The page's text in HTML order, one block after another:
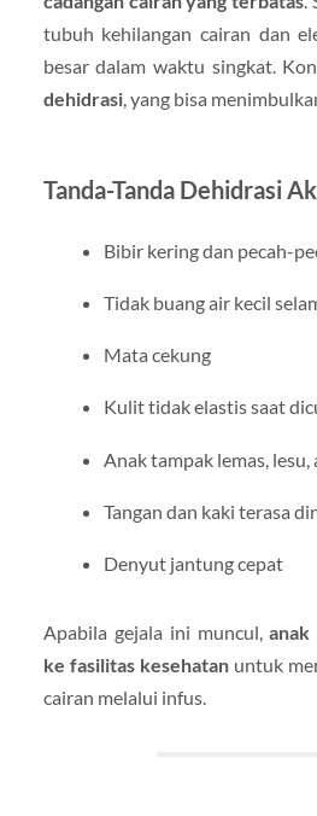
tubuh kehilangan cairan dan
besar dalam waktu singkat.
dehidrasi, yang bisa
Tanda-Tanda Dehidrasi
Bibir kering dan pecah-
Tidak buang air kecil
Mata cekung
Kulit tidak elastis saat
Anak tampak lemas,
Tangan dan kaki terasa
Denyut jantung cepat
Apabila gejala ini muncul,anak
ke fasilitas kesehatanuntuk
cairan melalui infus.